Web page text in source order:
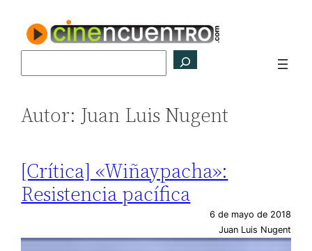
contenido
Autor: Juan Luis Nugent
[Crítica] «Wiñaypacha»:
Resistencia pacífica
6 de mayo de 2018
Juan Luis Nugent